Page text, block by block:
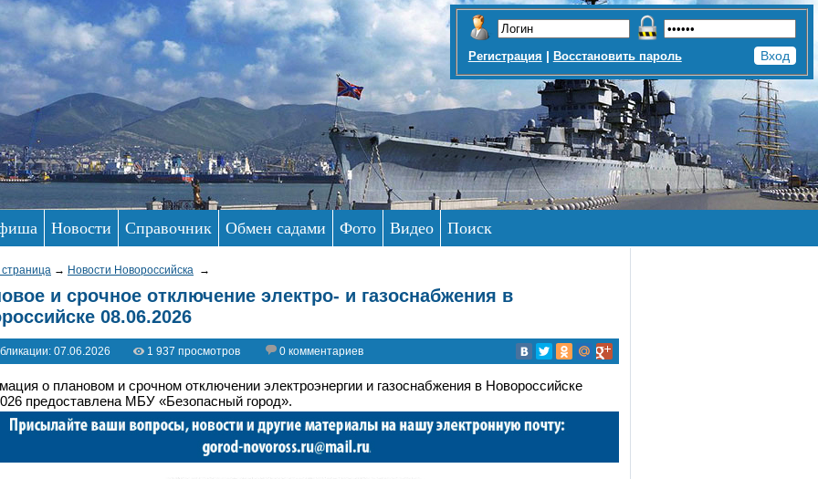
Регистрация | Восстановить пароль
Новости Справочник Обмен садами Фото Видео Поиск
→ Новости Новороссийска →
и срочное отключение электро- и газоснабжения в
08.06.2026
07.06.2026 1 937 просмотров 0 комментариев
о плановом и срочном отключении электроэнергии и газоснабжения в Новороссийске
предоставлена МБУ «Безопасный город».